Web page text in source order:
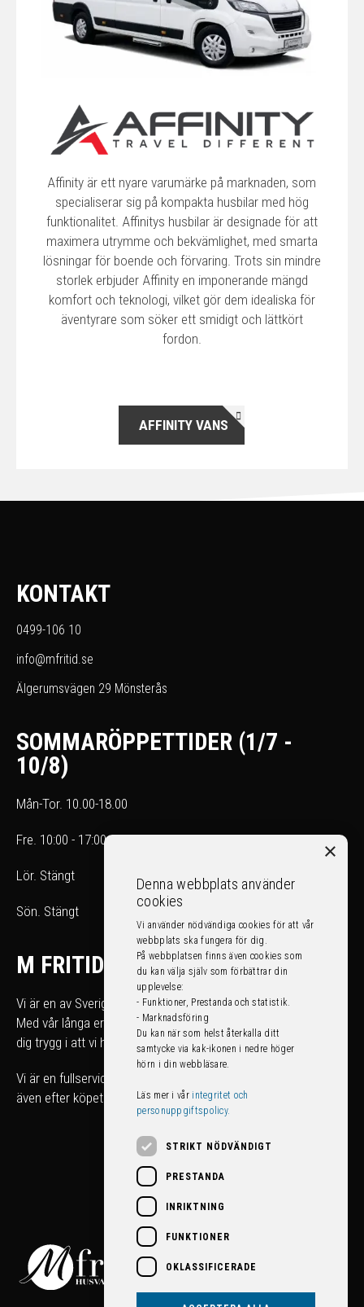
Affinity är ett nyare varumärke på marknaden, som
specialiserar sig på kompakta husbilar med hög
funktionalitet. Affinitys husbilar är designade för att
maximera utrymme och bekvämlighet, med smarta
lösningar för boende och förvaring. Trots sin mindre
storlek erbjuder Affinity en imponerande mängd
komfort och teknologi, vilket gör dem idealiska för
äventyrare som söker ett smidigt och lättkört
fordon.
AFFINITY VANS
KONTAKT
0499-106 10
info@mfritid.se
Älgerumsvägen 29 Mönsterås
SOMMARÖPPETTIDER (1/7 -
10/8)
Mån-Tor. 10.00-18.00
Fre. 10:00 - 17:00
Lör. Stängt
Sön. Stängt
M FRITID
Vi är en av Sveriges största fritidsfordonshandlare.
Med vår långa erfarenhet kan du som köpare känna
dig trygg i att vi hjälper dig att hitta rätt fordon för just dig.
Vi är en fullserviceanläggning som tar hand om ditt fordon
även efter köpet!
×
Denna webbplats använder
cookies
Vi använder nödvändiga cookies för att vår
webbplats ska fungera för dig.
På webbplatsen finns även cookies som
du kan välja själv som förbättrar din
upplevelse:
- Funktioner, Prestanda och statistik.
- Marknadsföring
Du kan när som helst återkalla ditt
samtycke via kak-ikonen i nedre höger
hörn i din webbläsare.
Läs mer i vår integritet och
personuppgiftspolicy.
STRIKT NÖDVÄNDIGT
PRESTANDA
INRIKTNING
FUNKTIONER
OKLASSIFICERADE